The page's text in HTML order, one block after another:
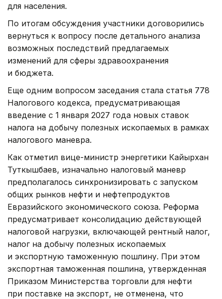
для населения.
По итогам обсуждения участники договорились
вернуться к вопросу после детального анализа
возможных последствий предлагаемых
изменений для сферы здравоохранения
и бюджета.
Еще одним вопросом заседания стала статья 778
Налогового кодекса, предусматривающая
введение с 1 января 2027 года новых ставок
налога на добычу полезных ископаемых в рамках
налогового маневра.
Как отметил вице-министр энергетики Кайырхан
Туткышбаев, изначально налоговый маневр
предполагалось синхронизировать с запуском
общих рынков нефти и нефтепродуктов
Евразийского экономического союза. Реформа
предусматривает консолидацию действующей
налоговой нагрузки, включающей рентный налог,
налог на добычу полезных ископаемых
и экспортную таможенную пошлину. При этом
экспортная таможенная пошлина, утвержденная
Приказом Министерства торговли для нефти
при поставке на экспорт, не отменена, что